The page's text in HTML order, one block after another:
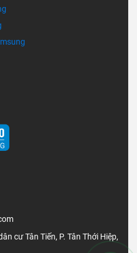
cư Tân Tiến, P. Tân Thới Hiệp,